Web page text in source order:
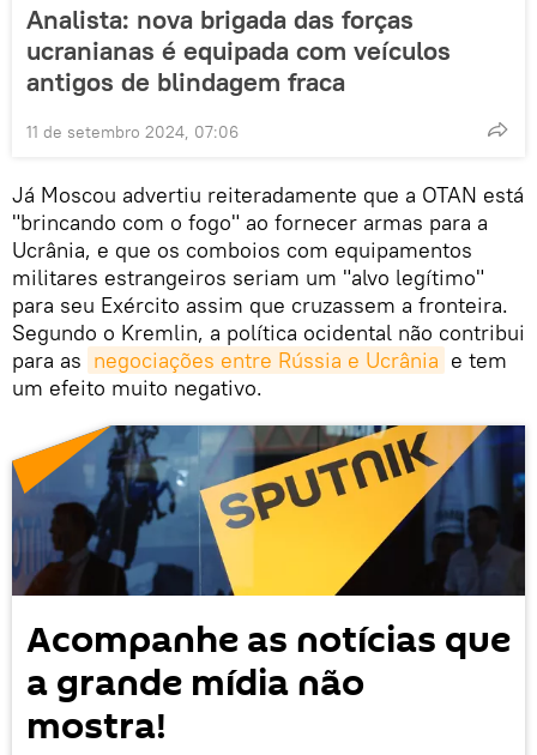
Analista: nova brigada das forças
ucranianas é equipada com veículos
antigos de blindagem fraca
11 de setembro 2024, 07:06
Já Moscou advertiu reiteradamente que a OTAN está
"brincando com o fogo" ao fornecer armas para a
Ucrânia, e que os comboios com equipamentos
militares estrangeiros seriam um "alvo legítimo"
para seu Exército assim que cruzassem a fronteira.
Segundo o Kremlin, a política ocidental não contribui
para as negociações entre Rússia e Ucrânia e tem
um efeito muito negativo.
Acompanhe as notícias que
a grande mídia não
mostra!